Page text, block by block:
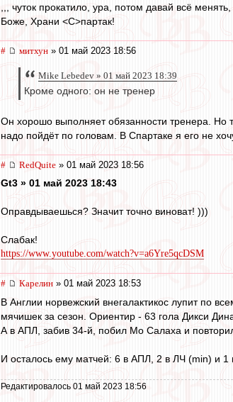
,,, чуток прокатило, ура, потом давай всё
Боже, Храни <C>партак!
# митхун » 01 май 2023 18:56
Mike Lebedev » 01 май 2023 18:39
Кроме одного: он не тренер
Он хорошо выполняет обязанности тренера. Но
надо пойдёт по головам. В Спартаке я его не
# RedQuite » 01 май 2023 18:56
Gt3 » 01 май 2023 18:43
Оправдываешься? Значит точно виноват! )))
Слабак!
https://www.youtube.com/watch?v=a6Yre5qcDSM
# Карелин » 01 май 2023 18:53
В Англии норвежский внегалактикос лупит по
мячишек за сезон. Ориентир - 63 гола Дикси
А в АПЛ, забив 34-й, побил Мо Салаха и
И осталось ему матчей: 6 в АПЛ, 2 в ЛЧ (min) и
Редактировалось 01 май 2023 18:56